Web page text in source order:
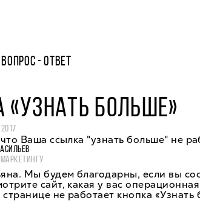
ВОПРОС - ОТВЕТ
«УЗНАТЬ БОЛЬШЕ»
Ваша ссылка "узнать больше" не
Мы будем благодарны, если вы
сайт, какая у вас
не работает кнопка «Узнать